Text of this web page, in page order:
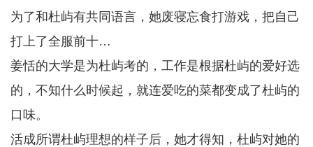
为了和杜屿有共同语言，她废寝忘食打游戏，把自己
打上了全服前十…
姜恬的大学是为杜屿考的，工作是根据杜屿的爱好选
的，不知什么时候起，就连爱吃的菜都变成了杜屿的
口味。
活成所谓杜屿理想的样子后，她才得知，杜屿对她的